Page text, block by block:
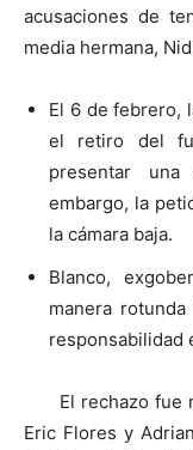
acusaciones de
media hermana,
El 6 de febrero,
el retiro del
presentar
embargo, la
la cámara baja.
Blanco,
manera
responsabilidad
El rechazo fue
Eric Flores y